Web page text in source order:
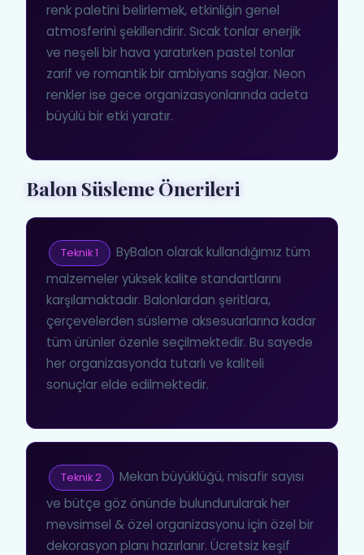
renk paletini belirlemek, etkinliğin genel
atmosferini şekillendirir. Sıcak tonlar enerjik
ve neşeli bir hava yaratırken pastel tonlar
zarif ve romantik bir ambiyans sağlar. Neon
renkler ise gece organizasyonlarında adeta
büyülü bir etki yaratır.
Balon Süsleme Önerileri
Teknik 1
ByBalon olarak kullandığımız tüm
malzemeler yüksek kalite standartlarını
karşılamaktadır. Balonlardan şeritlara,
çerçevelerden süsleme aksesuarlarına kadar
tüm ürünler özenle seçilmektedir. Bu sayede
her organizasyonda tutarlı ve kaliteli
sonuçlar elde edilmektedir.
Teknik 2
Mekan büyüklüğü, misafir sayısı
ve bütçe göz önünde bulundurularak her
mevsimsel & özel organizasyonu için özel bir
dekorasyon planı hazırlanır. Ücretsiz keşif